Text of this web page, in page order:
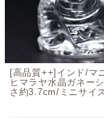
[高品質++]インド/マ
ヒマラヤ水晶ガネー
さ約3.7cm/ミニサイズ